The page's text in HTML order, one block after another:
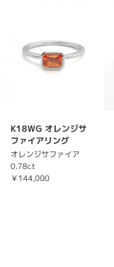
K18WG オレンジサ
ファイアリング
オレンジサファイア
0.78ct
￥144,000